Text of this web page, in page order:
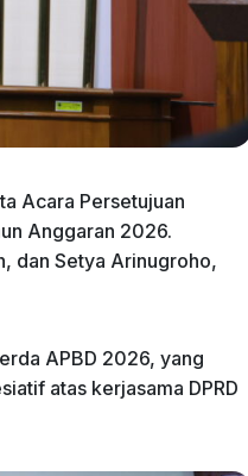
Acara Persetujuan
Anggaran 2026.
dan Setya Arinugroho,
APBD 2026, yang
atas kerjasama DPRD